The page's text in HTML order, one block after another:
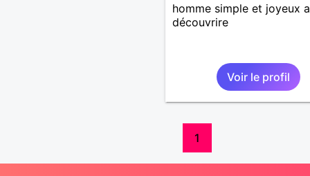
homme simple et joyeux a
découvrire
Voir le profil
1